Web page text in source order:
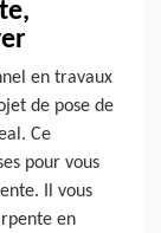
en travaux
de pose de
Ce
pour vous
Il vous
en